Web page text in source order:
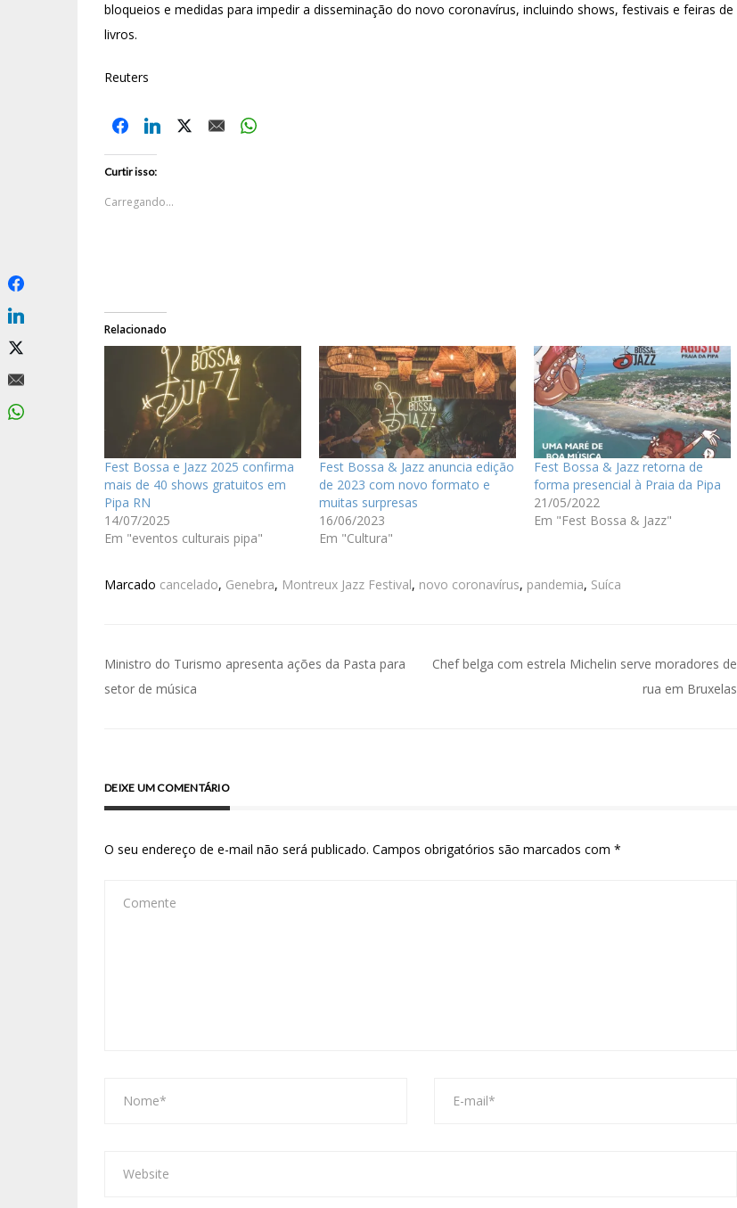
bloqueios e medidas para impedir a disseminação do novo coronavírus, incluindo shows, festivais e feiras de
livros.
Reuters
Curtir isso:
Carregando...
Relacionado
Fest Bossa e Jazz 2025 confirma
mais de 40 shows gratuitos em
Pipa RN
14/07/2025
Em "eventos culturais pipa"
Fest Bossa & Jazz anuncia edição
de 2023 com novo formato e
muitas surpresas
16/06/2023
Em "Cultura"
Fest Bossa & Jazz retorna de
forma presencial à Praia da Pipa
21/05/2022
Em "Fest Bossa & Jazz"
Marcado cancelado, Genebra, Montreux Jazz Festival, novo coronavírus, pandemia, Suíca
Ministro do Turismo apresenta ações da Pasta para
setor de música
Chef belga com estrela Michelin serve moradores de
rua em Bruxelas
DEIXE UM COMENTÁRIO
O seu endereço de e-mail não será publicado. Campos obrigatórios são marcados com *